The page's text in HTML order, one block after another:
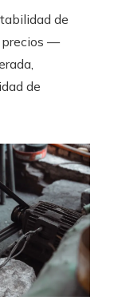
de
precios —
de